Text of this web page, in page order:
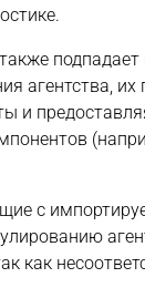
агентства,
и
с